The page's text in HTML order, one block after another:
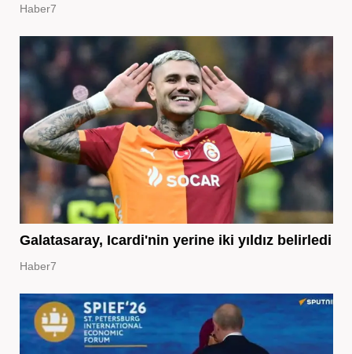
Haber7
Galatasaray, Icardi'nin yerine iki yıldız belirledi
Haber7